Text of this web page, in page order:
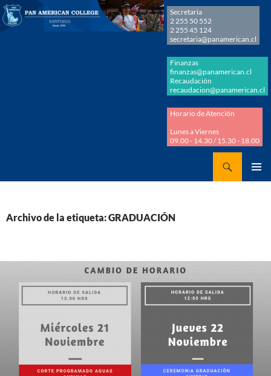
Secretaria
2 255 50 552
2 255 45 124
secretaria@panamerican.cl
Finanzas
finanzas@panamerican.cl
Recaudación
recaudacion@panamerican.cl
Horario de Atención
Lunes a Viernes
09.00 - 14.30 / 15.30 - 18.00
Archivo de la etiqueta: GRADUACIÓN